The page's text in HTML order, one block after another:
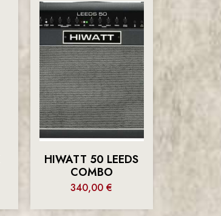
HIWATT 50 LEEDS
COMBO
340,00€